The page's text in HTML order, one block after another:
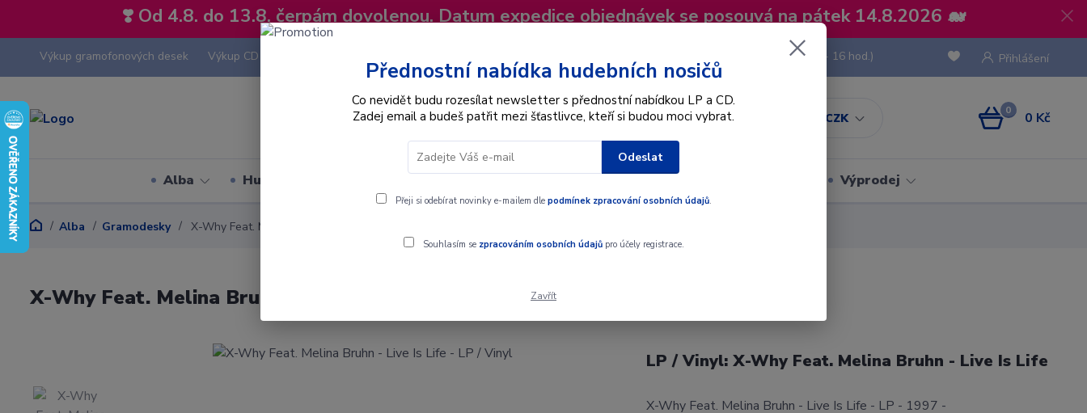
❣️ Od 4.8. do 13.8. čerpám dovolenou. Datum expedice objednávek se posouvá na pátek 14.8.2026 🐋
Výkup gramofonových desek Výkup CD
CZK
Přihlášení
Hledat
(Po-Pá, 8 - 16 hod.)
0 0 Kč
Alba Hudební styly Výprodej
Alba Gramodesky X-Why Feat. Melina Bruhn - Live Is Life - LP / Vinyl
X-Why Feat. Melina Bruhn - Live Is Life - LP / Vinyl
LP / Vinyl: X-Why Feat. Melina Bruhn - Live Is Life
X-Why Feat. Melina Bruhn - Live Is Life - LP - 1997 -
Přednostní nabídka hudebních nosičů
Co nevidět budu rozesílat newsletter s přednostní nabídkou LP a CD.
Zadej email a budeš patřit mezi šťastlivce, kteří si budou moci vybrat.
Odeslat
Přeji si odebírat novinky e-mailem dle podmínek zpracování osobních údajů.
Souhlasím se zpracováním osobních údajůpro účely registrace.
Zavřít